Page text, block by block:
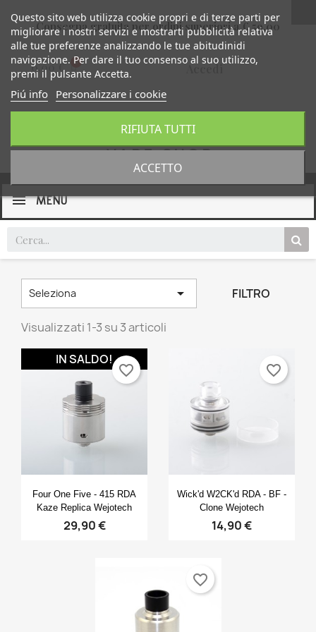
Consegna gratuita per ordini superiori a € 59,00
0,00 €
MENU
Seleziona  FILTRO
Visualizzati 1-3 su 3 articoli
Anteprima
Four One Five - 415 RDA
Kaze Replica Wejotech
29,90 €
IN SALDO!
favorite_border
Anteprima
Wick'd W2CK'd RDA - BF -
Clone Wejotech
14,90 €
favorite_border
favorite_border
Questo sito web utilizza cookie propri e di terze parti per
migliorare i nostri servizi e mostrarti pubblicità relativa
alle tue preferenze analizzando le tue abitudinidi
navigazione. Per dare il tuo consenso al suo utilizzo,
premi il pulsante Accetta.
Piú info Personalizzare i cookie
RIFIUTA TUTTI
ACCETTO